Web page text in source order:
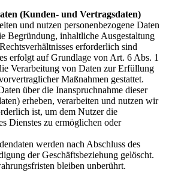
(Kunden- und Vertragsdaten)
und nutzen personenbezogene Daten
Begründung, inhaltliche Ausgestaltung
erforderlich sind
erfolgt auf Grundlage von Art. 6 Abs. 1
Verarbeitung von Daten zur Erfüllung
Maßnahmen gestattet.
über die Inanspruchnahme dieser
erheben, verarbeiten und nutzen wir
ist, um dem Nutzer die
Dienstes zu ermöglichen oder
werden nach Abschluss des
der Geschäftsbeziehung gelöscht.
bleiben unberührt.